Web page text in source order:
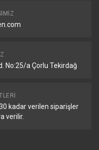
No:25/a Çorlu Tekirdağ
kadar verilen siparişler
verilir.